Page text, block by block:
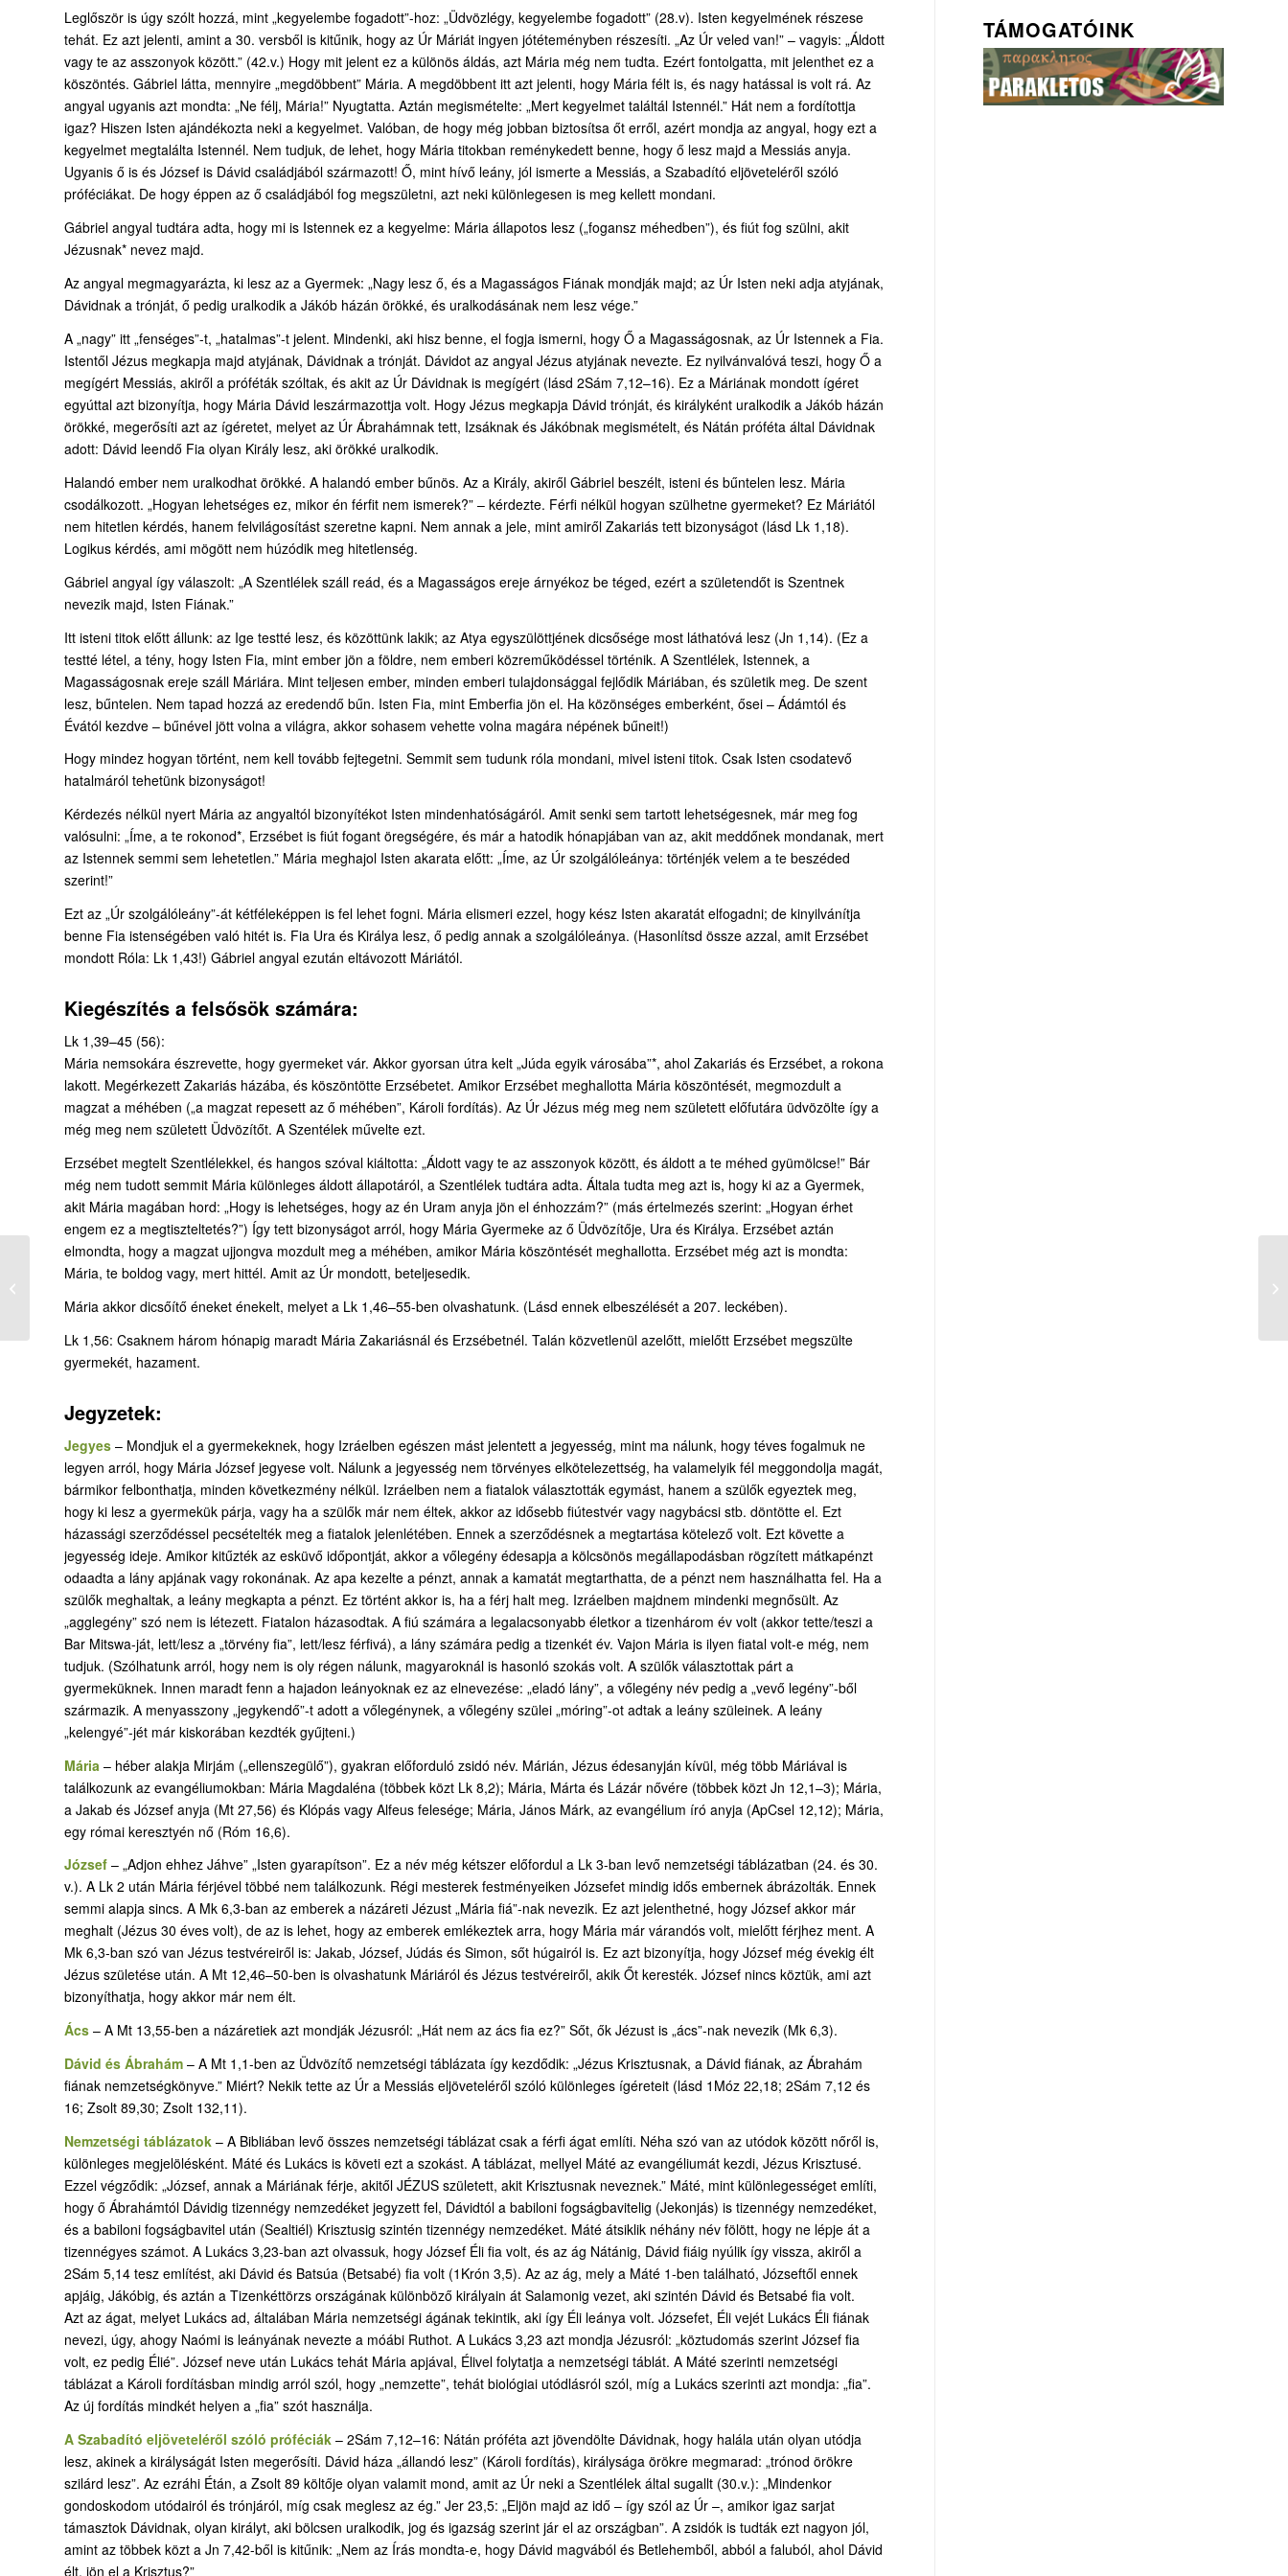
Leglőször is úgy szólt hozzá, mint „kegyelembe fogadott”-hoz: „Üdvözlégy, kegyelembe fogadott” (28.v). Isten kegyelmének részese
tehát. Ez azt jelenti, amint a 30. versből is kitűnik, hogy az Úr Máriát ingyen jótéteményben részesíti. „Az Úr veled van!” – vagyis: „Áldott
vagy te az asszonyok között.” (42.v.) Hogy mit jelent ez a különös áldás, azt Mária még nem tudta. Ezért fontolgatta, mit jelenthet ez a
köszöntés. Gábriel látta, mennyire „megdöbbent” Mária. A megdöbbent itt azt jelenti, hogy Mária félt is, és nagy hatással is volt rá. Az
angyal ugyanis azt mondta: „Ne félj, Mária!” Nyugtatta. Aztán megismételte: „Mert kegyelmet találtál Istennél.” Hát nem a fordítottja
igaz? Hiszen Isten ajándékozta neki a kegyelmet. Valóban, de hogy még jobban biztosítsa őt erről, azért mondja az angyal, hogy ezt a
kegyelmet megtalálta Istennél. Nem tudjuk, de lehet, hogy Mária titokban reménykedett benne, hogy ő lesz majd a Messiás anyja.
Ugyanis ő is és József is Dávid családjából származott! Ő, mint hívő leány, jól ismerte a Messiás, a Szabadító eljöveteléről szóló
próféciákat. De hogy éppen az ő családjából fog megszületni, azt neki különlegesen is meg kellett mondani.
Gábriel angyal tudtára adta, hogy mi is Istennek ez a kegyelme: Mária állapotos lesz („fogansz méhedben”), és fiút fog szülni, akit
Jézusnak* nevez majd.
Az angyal megmagyarázta, ki lesz az a Gyermek: „Nagy lesz ő, és a Magasságos Fiának mondják majd; az Úr Isten neki adja atyjának,
Dávidnak a trónját, ő pedig uralkodik a Jákób házán örökké, és uralkodásának nem lesz vége.”
A „nagy” itt „fenséges”-t, „hatalmas”-t jelent. Mindenki, aki hisz benne, el fogja ismerni, hogy Ő a Magasságosnak, az Úr Istennek a Fia.
Istentől Jézus megkapja majd atyjának, Dávidnak a trónját. Dávidot az angyal Jézus atyjának nevezte. Ez nyilvánvalóvá teszi, hogy Ő a
megígért Messiás, akiről a próféták szóltak, és akit az Úr Dávidnak is megígért (lásd 2Sám 7,12–16). Ez a Máriának mondott ígéret
egyúttal azt bizonyítja, hogy Mária Dávid leszármazottja volt. Hogy Jézus megkapja Dávid trónját, és királyként uralkodik a Jákób házán
örökké, megerősíti azt az ígéretet, melyet az Úr Ábrahámnak tett, Izsáknak és Jákóbnak megismételt, és Nátán próféta által Dávidnak
adott: Dávid leendő Fia olyan Király lesz, aki örökké uralkodik.
Halandó ember nem uralkodhat örökké. A halandó ember bűnös. Az a Király, akiről Gábriel beszélt, isteni és bűntelen lesz. Mária
csodálkozott. „Hogyan lehetséges ez, mikor én férfit nem ismerek?” – kérdezte. Férfi nélkül hogyan szülhetne gyermeket? Ez Máriától
nem hitetlen kérdés, hanem felvilágosítást szeretne kapni. Nem annak a jele, mint amiről Zakariás tett bizonyságot (lásd Lk 1,18).
Logikus kérdés, ami mögött nem húzódik meg hitetlenség.
Gábriel angyal így válaszolt: „A Szentlélek száll reád, és a Magasságos ereje árnyékoz be téged, ezért a születendőt is Szentnek
nevezik majd, Isten Fiának.”
Itt isteni titok előtt állunk: az Ige testté lesz, és közöttünk lakik; az Atya egyszülöttjének dicsősége most láthatóvá lesz (Jn 1,14). (Ez a
testté létel, a tény, hogy Isten Fia, mint ember jön a földre, nem emberi közreműködéssel történik. A Szentlélek, Istennek, a
Magasságosnak ereje száll Máriára. Mint teljesen ember, minden emberi tulajdonsággal fejlődik Máriában, és születik meg. De szent
lesz, bűntelen. Nem tapad hozzá az eredendő bűn. Isten Fia, mint Emberfia jön el. Ha közönséges emberként, ősei – Ádámtól és
Évától kezdve – bűnével jött volna a világra, akkor sohasem vehette volna magára népének bűneit!)
Hogy mindez hogyan történt, nem kell tovább fejtegetni. Semmit sem tudunk róla mondani, mivel isteni titok. Csak Isten csodatevő
hatalmáról tehetünk bizonyságot!
Kérdezés nélkül nyert Mária az angyaltól bizonyítékot Isten mindenhatóságáról. Amit senki sem tartott lehetségesnek, már meg fog
valósulni: „Íme, a te rokonod*, Erzsébet is fiút fogant öregségére, és már a hatodik hónapjában van az, akit meddőnek mondanak, mert
az Istennek semmi sem lehetetlen.” Mária meghajol Isten akarata előtt: „Íme, az Úr szolgálóleánya: történjék velem a te beszéded
szerint!”
Ezt az „Úr szolgálóleány”-át kétféleképpen is fel lehet fogni. Mária elismeri ezzel, hogy kész Isten akaratát elfogadni; de kinyilvánítja
benne Fia istenségében való hitét is. Fia Ura és Királya lesz, ő pedig annak a szolgálóleánya. (Hasonlítsd össze azzal, amit Erzsébet
mondott Róla: Lk 1,43!) Gábriel angyal ezután eltávozott Máriától.
Kiegészítés a felsősök számára:
Lk 1,39–45 (56):
Mária nemsokára észrevette, hogy gyermeket vár. Akkor gyorsan útra kelt „Júda egyik városába”*, ahol Zakariás és Erzsébet, a rokona
lakott. Megérkezett Zakariás házába, és köszöntötte Erzsébetet. Amikor Erzsébet meghallotta Mária köszöntését, megmozdult a
magzat a méhében („a magzat repesett az ő méhében”, Károli fordítás). Az Úr Jézus még meg nem született előfutára üdvözölte így a
még meg nem született Üdvözítőt. A Szentélek művelte ezt.
Erzsébet megtelt Szentlélekkel, és hangos szóval kiáltotta: „Áldott vagy te az asszonyok között, és áldott a te méhed gyümölcse!” Bár
még nem tudott semmit Mária különleges áldott állapotáról, a Szentlélek tudtára adta. Általa tudta meg azt is, hogy ki az a Gyermek,
akit Mária magában hord: „Hogy is lehetséges, hogy az én Uram anyja jön el énhozzám?” (más értelmezés szerint: „Hogyan érhet
engem ez a megtiszteltetés?”) Így tett bizonyságot arról, hogy Mária Gyermeke az ő Üdvözítője, Ura és Királya. Erzsébet aztán
elmondta, hogy a magzat ujjongva mozdult meg a méhében, amikor Mária köszöntését meghallotta. Erzsébet még azt is mondta:
Mária, te boldog vagy, mert hittél. Amit az Úr mondott, beteljesedik.
Mária akkor dicsőítő éneket énekelt, melyet a Lk 1,46–55-ben olvashatunk. (Lásd ennek elbeszélését a 207. leckében).
Lk 1,56: Csaknem három hónapig maradt Mária Zakariásnál és Erzsébetnél. Talán közvetlenül azelőtt, mielőtt Erzsébet megszülte
gyermekét, hazament.
Jegyzetek:
Jegyes – Mondjuk el a gyermekeknek, hogy Izráelben egészen mást jelentett a jegyesség, mint ma nálunk, hogy téves fogalmuk ne
legyen arról, hogy Mária József jegyese volt. Nálunk a jegyesség nem törvényes elkötelezettség, ha valamelyik fél meggondolja magát,
bármikor felbonthatja, minden következmény nélkül. Izráelben nem a fiatalok választották egymást, hanem a szülők egyeztek meg,
hogy ki lesz a gyermekük párja, vagy ha a szülők már nem éltek, akkor az idősebb fiútestvér vagy nagybácsi stb. döntötte el. Ezt
házassági szerződéssel pecsételték meg a fiatalok jelenlétében. Ennek a szerződésnek a megtartása kötelező volt. Ezt követte a
jegyesség ideje. Amikor kitűzték az esküvő időpontját, akkor a vőlegény édesapja a kölcsönös megállapodásban rögzített mátkapénzt
odaadta a lány apjának vagy rokonának. Az apa kezelte a pénzt, annak a kamatát megtarthatta, de a pénzt nem használhatta fel. Ha a
szülők meghaltak, a leány megkapta a pénzt. Ez történt akkor is, ha a férj halt meg. Izráelben majdnem mindenki megnősült. Az
„agglegény” szó nem is létezett. Fiatalon házasodtak. A fiú számára a legalacsonyabb életkor a tizenhárom év volt (akkor tette/teszi a
Bar Mitswa-ját, lett/lesz a „törvény fia”, lett/lesz férfivá), a lány számára pedig a tizenkét év. Vajon Mária is ilyen fiatal volt-e még, nem
tudjuk. (Szólhatunk arról, hogy nem is oly régen nálunk, magyaroknál is hasonló szokás volt. A szülők választottak párt a
gyermeküknek. Innen maradt fenn a hajadon leányoknak ez az elnevezése: „eladó lány”, a vőlegény név pedig a „vevő legény”-ből
származik. A menyasszony „jegykendő”-t adott a vőlegénynek, a vőlegény szülei „móring”-ot adtak a leány szüleinek. A leány
„kelengyé”-jét már kiskorában kezdték gyűjteni.)
Mária – héber alakja Mirjám („ellenszegülő”), gyakran előforduló zsidó név. Márián, Jézus édesanyján kívül, még több Máriával is
találkozunk az evangéliumokban: Mária Magdaléna (többek közt Lk 8,2); Mária, Márta és Lázár nővére (többek közt Jn 12,1–3); Mária,
a Jakab és József anyja (Mt 27,56) és Klópás vagy Alfeus felesége; Mária, János Márk, az evangélium író anyja (ApCsel 12,12); Mária,
egy római keresztyén nő (Róm 16,6).
József – „Adjon ehhez Jáhve” „Isten gyarapítson”. Ez a név még kétszer előfordul a Lk 3-ban levő nemzetségi táblázatban (24. és 30.
v.). A Lk 2 után Mária férjével többé nem találkozunk. Régi mesterek festményeiken Józsefet mindig idős embernek ábrázolták. Ennek
semmi alapja sincs. A Mk 6,3-ban az emberek a názáreti Jézust „Mária fiá”-nak nevezik. Ez azt jelenthetné, hogy József akkor már
meghalt (Jézus 30 éves volt), de az is lehet, hogy az emberek emlékeztek arra, hogy Mária már várandós volt, mielőtt férjhez ment. A
Mk 6,3-ban szó van Jézus testvéreiről is: Jakab, József, Júdás és Simon, sőt húgairól is. Ez azt bizonyítja, hogy József még évekig élt
Jézus születése után. A Mt 12,46–50-ben is olvashatunk Máriáról és Jézus testvéreiről, akik Őt keresték. József nincs köztük, ami azt
bizonyíthatja, hogy akkor már nem élt.
Ács – A Mt 13,55-ben a názáretiek azt mondják Jézusról: „Hát nem az ács fia ez?” Sőt, ők Jézust is „ács”-nak nevezik (Mk 6,3).
Dávid és Ábrahám – A Mt 1,1-ben az Üdvözítő nemzetségi táblázata így kezdődik: „Jézus Krisztusnak, a Dávid fiának, az Ábrahám
fiának nemzetségkönyve.” Miért? Nekik tette az Úr a Messiás eljöveteléről szóló különleges ígéreteit (lásd 1Móz 22,18; 2Sám 7,12 és
16; Zsolt 89,30; Zsolt 132,11).
Nemzetségi táblázatok – A Bibliában levő összes nemzetségi táblázat csak a férfi ágat említi. Néha szó van az utódok között nőről is,
különleges megjelölésként. Máté és Lukács is követi ezt a szokást. A táblázat, mellyel Máté az evangéliumát kezdi, Jézus Krisztusé.
Ezzel végződik: „József, annak a Máriának férje, akitől JÉZUS született, akit Krisztusnak neveznek.” Máté, mint különlegességet említi,
hogy ő Ábrahámtól Dávidig tizennégy nemzedéket jegyzett fel, Dávidtól a babiloni fogságbavitelig (Jekonjás) is tizennégy nemzedéket,
és a babiloni fogságbavitel után (Sealtiél) Krisztusig szintén tizennégy nemzedéket. Máté átsiklik néhány név fölött, hogy ne lépje át a
tizennégyes számot. A Lukács 3,23-ban azt olvassuk, hogy József Éli fia volt, és az ág Nátánig, Dávid fiáig nyúlik így vissza, akiről a
2Sám 5,14 tesz említést, aki Dávid és Batsúa (Betsabé) fia volt (1Krón 3,5). Az az ág, mely a Máté 1-ben található, Józseftől ennek
apjáig, Jákóbig, és aztán a Tizenkéttörzs országának különböző királyain át Salamonig vezet, aki szintén Dávid és Betsabé fia volt.
Azt az ágat, melyet Lukács ad, általában Mária nemzetségi ágának tekintik, aki így Éli leánya volt. Józsefet, Éli vejét Lukács Éli fiának
nevezi, úgy, ahogy Naómi is leányának nevezte a móábi Ruthot. A Lukács 3,23 azt mondja Jézusról: „köztudomás szerint József fia
volt, ez pedig Élié”. József neve után Lukács tehát Mária apjával, Élivel folytatja a nemzetségi táblát. A Máté szerinti nemzetségi
táblázat a Károli fordításban mindig arról szól, hogy „nemzette”, tehát biológiai utódlásról szól, míg a Lukács szerinti azt mondja: „fia”.
Az új fordítás mindkét helyen a „fia” szót használja.
A Szabadító eljöveteléről szóló próféciák – 2Sám 7,12–16: Nátán próféta azt jövendölte Dávidnak, hogy halála után olyan utódja
lesz, akinek a királyságát Isten megerősíti. Dávid háza „állandó lesz” (Károli fordítás), királysága örökre megmarad: „trónod örökre
szilárd lesz”. Az ezráhi Étán, a Zsolt 89 költője olyan valamit mond, amit az Úr neki a Szentlélek által sugallt (30.v.): „Mindenkor
gondoskodom utódairól és trónjáról, míg csak meglesz az ég.” Jer 23,5: „Eljön majd az idő – így szól az Úr –, amikor igaz sarjat
támasztok Dávidnak, olyan királyt, aki bölcsen uralkodik, jog és igazság szerint jár el az országban”. A zsidók is tudták ezt nagyon jól,
amint az többek közt a Jn 7,42-ből is kitűnik: „Nem az Írás mondta-e, hogy Dávid magvából és Betlehemből, abból a faluból, ahol Dávid
élt, jön el a Krisztus?”
TÁMOGATÓINK
205. Gábriel angyal
Zakariásnál